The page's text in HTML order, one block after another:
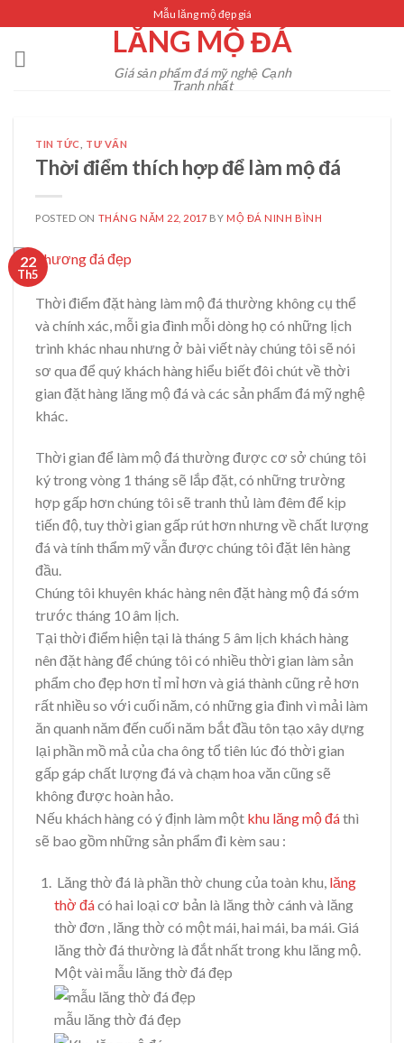
content
Mẫu lăng mộ đẹp giá
LĂNG MỘ ĐÁ
Giá sản phẩm đá mỹ nghệ Cạnh
Tranh nhất
TIN TỨC TƯ VẤN
Thời điểm thích hợp để làm mộ đá
POSTED ON THÁNG NĂM 22, 2017 BY MỘ ĐÁ NINH BÌNH
22
Th5
Thời điểm đặt hàng làm mộ đá thường không cụ thể
và chính xác, mỗi gia đình mỗi dòng họ có những lịch
trình khác nhau nhưng ở bài viết này chúng tôi sẽ nói
sơ qua để quý khách hàng hiểu biết đôi chút về thời
gian đặt hàng lăng mộ đá và các sản phẩm đá mỹ nghệ
khác.
Thời gian để làm mộ đá thường được cơ sở chúng tôi
ký trong vòng 1 tháng sẽ lắp đặt, có những trường
hợp gấp hơn chúng tôi sẽ tranh thủ làm đêm để kịp
tiến độ, tuy thời gian gấp rút hơn nhưng về chất lượng
đá và tính thẩm mỹ vẫn được chúng tôi đặt lên hàng
đầu.
Chúng tôi khuyên khác hàng nên đặt hàng mộ đá sớm
trước tháng 10 âm lịch.
Tại thời điểm hiện tại là tháng 5 âm lịch khách hàng
nên đặt hàng để chúng tôi có nhiều thời gian làm sản
phẩm cho đẹp hơn tỉ mỉ hơn và giá thành cũng rẻ hơn
rất nhiều so với cuối năm, có những gia đình vì mải làm
ăn quanh năm đến cuối năm bắt đầu tôn tạo xây dựng
lại phần mồ mả của cha ông tổ tiên lúc đó thời gian
gấp gáp chất lượng đá và chạm hoa văn cũng sẽ
không được hoàn hảo.
Nếu khách hàng có ý định làm một khu lăng mộ đáthì
sẽ bao gồm những sản phẩm đi kèm sau :
Lăng thờ đá là phần thờ chung của toàn khu, lăng
thờ đácó hai loại cơ bản là lăng thờ cánh và lăng
thờ đơn , lăng thờ có một mái, hai mái, ba mái. Giá
lăng thờ đá thường là đắt nhất trong khu lăng mộ.
Một vài mẫu lăng thờ đá đẹp
mẫu lăng thờ đá đẹp